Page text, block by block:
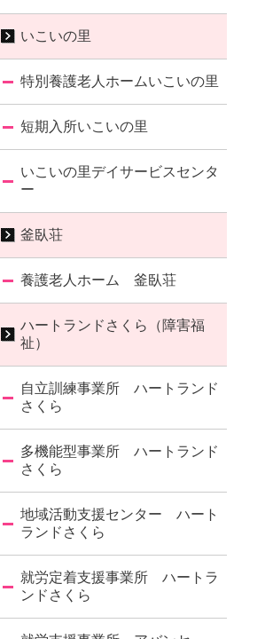
いこいの里
特別養護老人ホームいこいの里
短期入所いこいの里
いこいの里デイサービスセンタ
ー
釜臥荘
養護老人ホーム 釜臥荘
ハートランドさくら（障害福
祉）
自立訓練事業所 ハートランド
さくら
多機能型事業所 ハートランド
さくら
地域活動支援センター ハート
ランドさくら
就労定着支援事業所 ハートラ
ンドさくら